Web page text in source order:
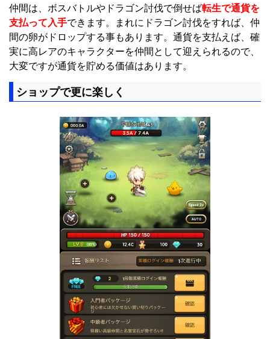
仲間は、ボスバトルやドラゴン討伐で倒せば転生で通貨を
支払って入手できます。まれにドラゴン討伐をすれば、仲
間の卵がドロップする事もあります。通貨を支払えば、確
実に高レアのキャラクターを仲間として迎えられるので、
大変ですが通貨を貯める価値はあります。
ショップで更に楽しく